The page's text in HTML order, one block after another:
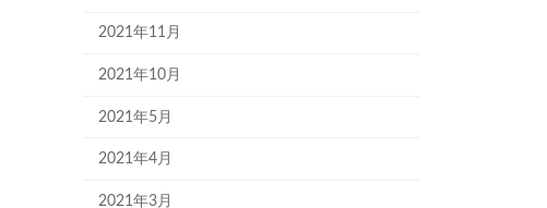
2021年11月
2021年10月
2021年5月
2021年4月
2021年3月